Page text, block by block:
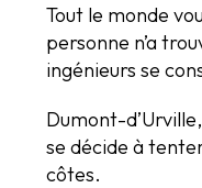
Tout le monde
personne n’a
ingénieurs se
Dumont-
se décide à
côtes.